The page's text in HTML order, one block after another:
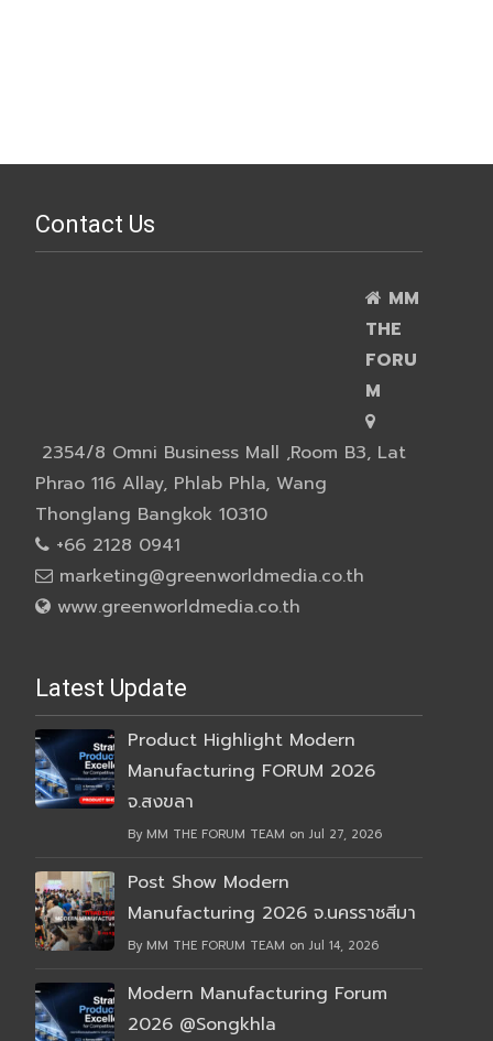
Contact Us
MM
THE
FORU
M
2354/8 Omni Business Mall ,Room B3, Lat
Phrao 116 Allay, Phlab Phla, Wang
Thonglang Bangkok 10310
+66 2128 0941
marketing@greenworldmedia.co.th
www.greenworldmedia.co.th
Latest Update
Product Highlight Modern
Manufacturing FORUM 2026
จ.สงขลา
By MM THE FORUM TEAM on Jul 27, 2026
Post Show Modern
Manufacturing 2026 จ.นครราชสีมา
By MM THE FORUM TEAM on Jul 14, 2026
Modern Manufacturing Forum
2026 @Songkhla